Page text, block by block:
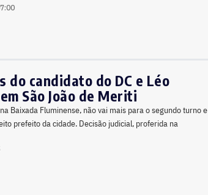
do candidato do DC e Léo
São João de Meriti
Baixada Fluminense, não vai mais para o segundo turno e
prefeito da cidade. Decisão judicial, proferida na